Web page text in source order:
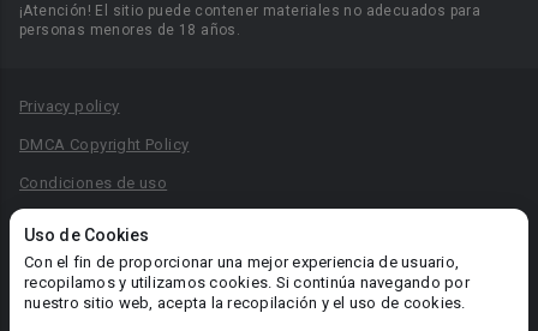
Uso de Cookies
Con el fin de proporcionar una mejor experiencia de usuario,
recopilamos y utilizamos cookies. Si continúa navegando por
nuestro sitio web, acepta la recopilación y el uso de cookies.
¡Atención! El sitio puede contener materiales no adecuados para
personas menores de 18 años.
Privacy policy
DMCA Copyright Policy
Condiciones de uso
Reglas para la publicación de libros
Área RR.PP.: pr@booknet.com